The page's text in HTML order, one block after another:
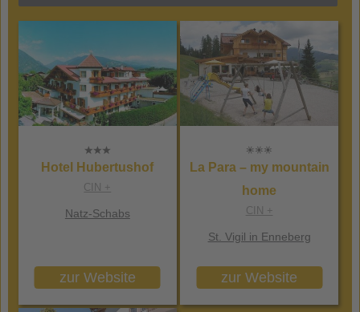
Hotel Hubertushof
CIN +
Natz-Schabs
zur Website
La Para – my mountain
home
CIN +
St. Vigil in Enneberg
zur Website